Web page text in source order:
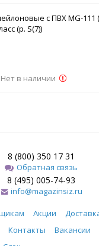
с ПВХ MG-111
(р. S(7))
Нет в наличии
8 (800) 350 17 31
Обратная связь
8 (495) 005-74-93
info@magazinsiz.ru
Акции
Контакты
Вакансии